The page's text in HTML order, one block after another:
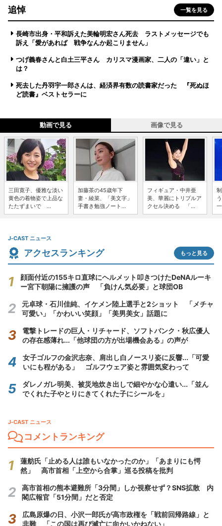
追悼 一覧を見る
長崎市出身・平和訴えた美輪明宏さん死去 ラストメッセージでも
訴え「愛があれば 戦争なんか起こりません」
つげ義春さんと白土三平さん カリスマ漫画家、二人の「違い」と
は？
死去した丹羽宇一郎さんは、経済界有数の読書家だった 『死ぬほ
ど読書』ベストセラーに
動画で見る 画像で見る
三田寛子、優雅な淡い
黄色の着物姿で上品な
たたずまいで ...
加藤茶の45歳年下
妻・綾菜、「美文字」
手書き勉強ノート...
フィギュア・中井亜
美、華麗にトリプルア
クセル決める 「...
J-CAST ニュース
アクセスランキング もっと見る
顔面付近の155キロ直球にヘルメット叩きつけたDeNAルーキ
ー宮下朝陽に擁護の声 「負けん気必要」と球団OB
元卓球・石川佳純、イケメン陸上選手と2ショット 「メチャ
可愛い」「かわいい笑顔」「美男美女」話題に
電撃トレードの巨人・リチャード、ソフトバンク・秋広優人
の存在感薄れ...「他球団の方が出場機会ある」の声が
女子ゴルフの金沢志奈、肩出し白ノースリ姿に反響...「可愛
いにも程がある」 ゴルフウェア姿と雰囲気変わって
ダレノガレ明美、被災地炊き出しで細やかな心遣い...「並ん
でくれた子やとりにきてくれた子にシールを」
J-CAST ニュース
コメントランキング
蓮舫氏「止める人は誰もいなかったのか」「あまりにも愕
然」 高市首相「上空から合掌」巡る投稿を批判
高市首相の熊本避難所「3分間」しか視察せず？SNS拡散 内
閣広報官「51分間」だと否定
広島原爆の日、小沢一郎氏が高市政権を「戦前回帰路線」と
非難 「この国は再び滅亡に向かいかねない」